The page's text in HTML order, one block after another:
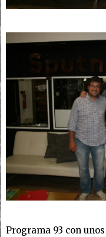
Programa 93 con